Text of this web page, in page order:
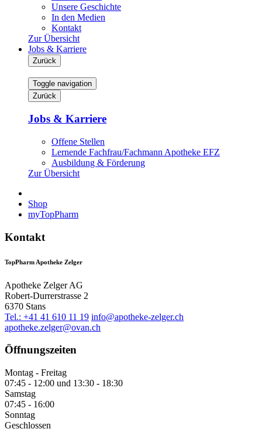
Unsere Geschichte
In den Medien
Kontakt
Zur Übersicht
Jobs & Karriere
Zurück
Toggle navigation
Zurück
Jobs & Karriere
Offene Stellen
Lernende Fachfrau/Fachmann Apotheke EFZ
Ausbildung & Förderung
Zur Übersicht
Shop
myTopPharm
Kontakt
TopPharm Apotheke Zelger
Apotheke Zelger AG
Robert-Durrerstrasse 2
6370 Stans
Tel.: +41 41 610 11 19 info@apotheke-zelger.ch
apotheke.zelger@ovan.ch
Öffnungszeiten
Montag - Freitag
07:45 - 12:00 und 13:30 - 18:30
Samstag
07:45 - 16:00
Sonntag
Geschlossen